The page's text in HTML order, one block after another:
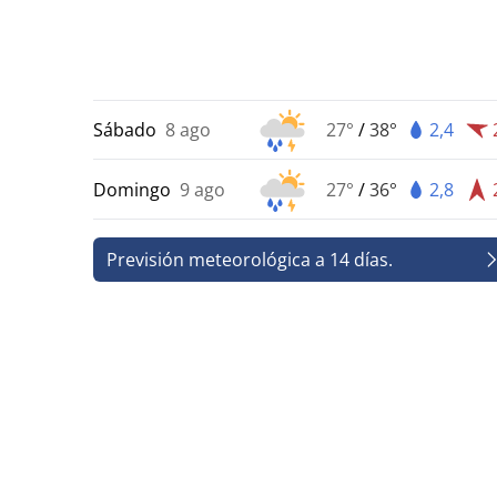
Sábado 8 ago 27° /38° 2,4
Domingo 9 ago 27° /36° 2,8
Previsión meteorológica a 14 días.